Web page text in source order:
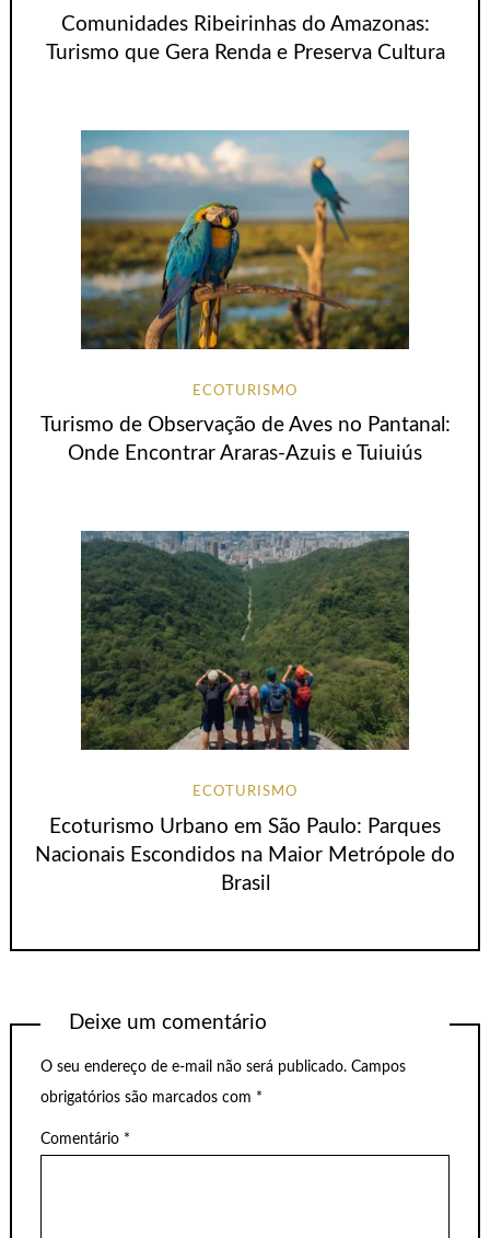
Comunidades Ribeirinhas do Amazonas:
Turismo que Gera Renda e Preserva Cultura
ECOTURISMO
Turismo de Observação de Aves no Pantanal:
Onde Encontrar Araras-Azuis e Tuiuiús
ECOTURISMO
Ecoturismo Urbano em São Paulo: Parques
Nacionais Escondidos na Maior Metrópole do
Brasil
Deixe um comentário
O seu endereço de e-mail não será publicado. Campos
obrigatórios são marcados com *
Comentário *